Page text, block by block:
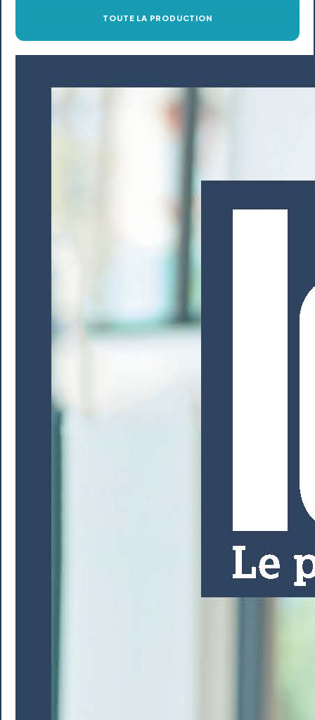
TOUTE LA PRODUCTION